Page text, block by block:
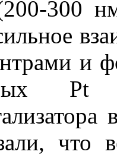
300
и
Pt
что